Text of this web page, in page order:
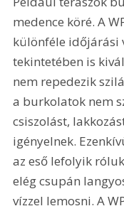
medence köré. A
különféle időjárási
tekintetében is
nem repedezik
a burkolatok nem
csiszolást,
igényelnek.
az eső lefolyik
elég csupán
vízzel lemosni. A